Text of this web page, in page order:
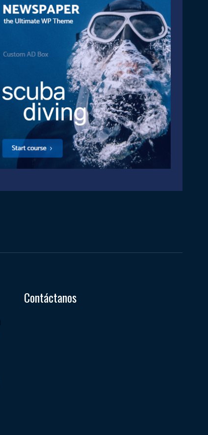
Contáctanos